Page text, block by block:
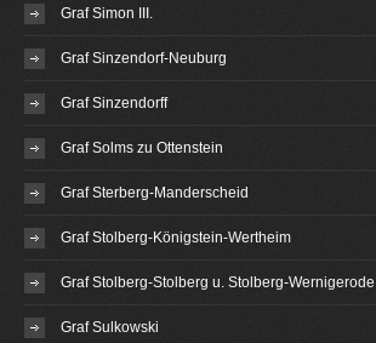
Graf Simon III.
Graf Sinzendorf-Neuburg
Graf Sinzendorff
Graf Solms zu Ottenstein
Graf Sterberg-Manderscheid
Graf Stolberg-Königstein-Wertheim
Graf Stolberg-Stolberg u. Stolberg-Wernigerode
Graf Sulkowski